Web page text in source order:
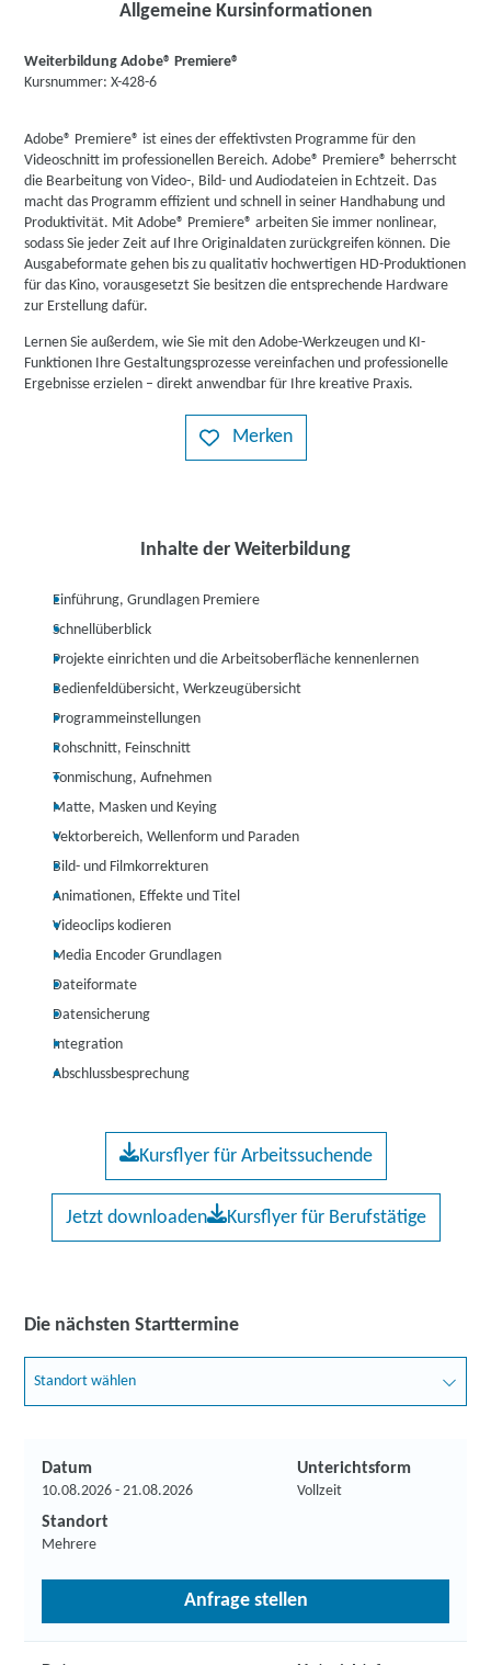
Allgemeine Kursinformationen
Weiterbildung Adobe® Premiere®
Kursnummer: X-428-6
Adobe® Premiere® ist eines der effektivsten Programme für den
Videoschnitt im professionellen Bereich. Adobe® Premiere® beherrscht
die Bearbeitung von Video-, Bild- und Audiodateien in Echtzeit. Das
macht das Programm effizient und schnell in seiner Handhabung und
Produktivität. Mit Adobe® Premiere® arbeiten Sie immer nonlinear,
sodass Sie jeder Zeit auf Ihre Originaldaten zurückgreifen können. Die
Ausgabeformate gehen bis zu qualitativ hochwertigen HD-Produktionen
für das Kino, vorausgesetzt Sie besitzen die entsprechende Hardware
zur Erstellung dafür.
Lernen Sie außerdem, wie Sie mit den Adobe-Werkzeugen und KI-
Funktionen Ihre Gestaltungsprozesse vereinfachen und professionelle
Ergebnisse erzielen – direkt anwendbar für Ihre kreative Praxis.
Merken
Inhalte der Weiterbildung
Einführung, Grundlagen Premiere
Schnellüberblick
Projekte einrichten und die Arbeitsoberfläche kennenlernen
Bedienfeldübersicht, Werkzeugübersicht
Programmeinstellungen
Rohschnitt, Feinschnitt
Tonmischung, Aufnehmen
Matte, Masken und Keying
Vektorbereich, Wellenform und Paraden
Bild- und Filmkorrekturen
Animationen, Effekte und Titel
Videoclips kodieren
Media Encoder Grundlagen
Dateiformate
Datensicherung
Integration
Abschlussbesprechung
Kursflyer für Arbeitssuchende
Jetzt downloaden Kursflyer für Berufstätige
Die nächsten Starttermine
Standort wählen
Datum
10.08.2026 - 21.08.2026
Unterichtsform
Vollzeit
Standort
Mehrere
Anfrage stellen